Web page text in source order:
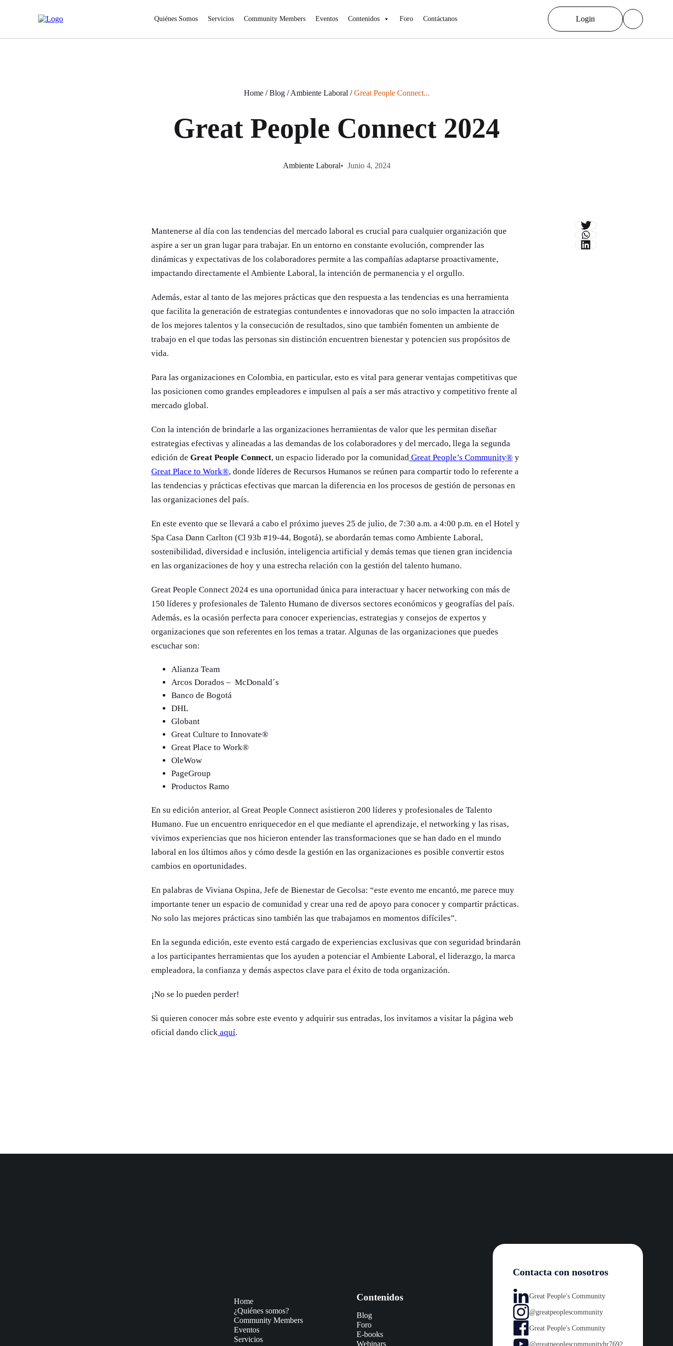
Quiénes Somos Servicios Community Members Eventos Contenidos Foro Contáctanos Login
Home / Blog / Ambiente Laboral / Great People Connect...
Great People Connect 2024
Ambiente Laboral Junio 4, 2024
Mantenerse al día con las tendencias del mercado laboral es crucial para cualquier organización que
aspire a ser un gran lugar para trabajar. En un entorno en constante evolución, comprender las
dinámicas y expectativas de los colaboradores permite a las compañías adaptarse proactivamente,
impactando directamente el Ambiente Laboral, la intención de permanencia y el orgullo.
Además, estar al tanto de las mejores prácticas que den respuesta a las tendencias es una herramienta
que facilita la generación de estrategias contundentes e innovadoras que no solo impacten la atracción
de los mejores talentos y la consecución de resultados, sino que también fomenten un ambiente de
trabajo en el que todas las personas sin distinción encuentren bienestar y potencien sus propósitos de
vida.
Para las organizaciones en Colombia, en particular, esto es vital para generar ventajas competitivas que
las posicionen como grandes empleadores e impulsen al país a ser más atractivo y competitivo frente al
mercado global.
Con la intención de brindarle a las organizaciones herramientas de valor que les permitan diseñar
estrategias efectivas y alineadas a las demandas de los colaboradores y del mercado, llega la segunda
edición de Great People Connect, un espacio liderado por la comunidad Great People’s Community® y
Great Place to Work®, donde líderes de Recursos Humanos se reúnen para compartir todo lo referente a
las tendencias y prácticas efectivas que marcan la diferencia en los procesos de gestión de personas en
las organizaciones del país.
En este evento que se llevará a cabo el próximo jueves 25 de julio, de 7:30 a.m. a 4:00 p.m. en el Hotel y
Spa Casa Dann Carlton (Cl 93b #19-44, Bogotá), se abordarán temas como Ambiente Laboral,
sostenibilidad, diversidad e inclusión, inteligencia artificial y demás temas que tienen gran incidencia
en las organizaciones de hoy y una estrecha relación con la gestión del talento humano.
Great People Connect 2024 es una oportunidad única para interactuar y hacer networking con más de
150 líderes y profesionales de Talento Humano de diversos sectores económicos y geografías del país.
Además, es la ocasión perfecta para conocer experiencias, estrategias y consejos de expertos y
organizaciones que son referentes en los temas a tratar. Algunas de las organizaciones que puedes
escuchar son:
Alianza Team
Arcos Dorados – McDonald´s
Banco de Bogotá
DHL
Globant
Great Culture to Innovate®
Great Place to Work®
OleWow
PageGroup
Productos Ramo
En su edición anterior, al Great People Connect asistieron 200 líderes y profesionales de Talento
Humano. Fue un encuentro enriquecedor en el que mediante el aprendizaje, el networking y las risas,
vivimos experiencias que nos hicieron entender las transformaciones que se han dado en el mundo
laboral en los últimos años y cómo desde la gestión en las organizaciones es posible convertir estos
cambios en oportunidades.
En palabras de Viviana Ospina, Jefe de Bienestar de Gecolsa: “este evento me encantó, me parece muy
importante tener un espacio de comunidad y crear una red de apoyo para conocer y compartir prácticas.
No solo las mejores prácticas sino también las que trabajamos en momentos difíciles”.
En la segunda edición, este evento está cargado de experiencias exclusivas que con seguridad brindarán
a los participantes herramientas que los ayuden a potenciar el Ambiente Laboral, el liderazgo, la marca
empleadora, la confianza y demás aspectos clave para el éxito de toda organización.
¡No se lo pueden perder!
Si quieren conocer más sobre este evento y adquirir sus entradas, los invitamos a visitar la página web
oficial dando click aquí.
Home
¿Quiénes somos?
Community Members
Eventos
Servicios
Contenidos
Blog
Foro
E-books
Webinars
Contacta con nosotros
Great People's Community
@greatpeoplescommunity
Great People's Community
@greatpeoplescommunityhr7692